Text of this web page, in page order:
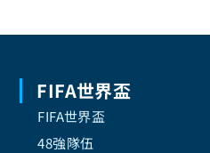
FIFA世界盃
FIFA世界盃
48強隊伍